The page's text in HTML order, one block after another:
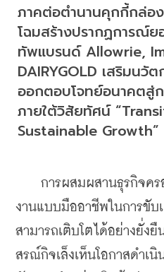
ภาคต่อตำนานคุกกี้กล่อ
โฉมสร้างปรากฏการณ์
ทัพแบรนด์ Allowrie,
DAIRYGOLD เสริมนวั
ออกตอบโจทย์อนาคตสู่
ภายใต้วิสัยทัศน์
Sustainable Growth”
การผสมผสานธุรกิจครอ
งานแบบมืออาชีพในการขับ
สามารถเติบโตได้อย่างยั่
สรณ์กิจเล็งเห็นโอกาสดำเนิ